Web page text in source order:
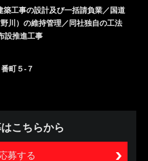
築工事の設計及び一括請負業／国道
野川）の維持管理／同社独自の工法
設推進工事
町５-７
こちらから
募する